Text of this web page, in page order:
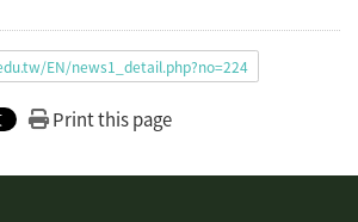
EN/news1_detail.php?no=224
Print this page